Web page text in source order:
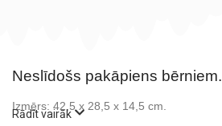
Neslīdošs pakāpiens bērniem.
Izmērs: 42,5 x 28,5 x 14,5 cm.
Rādīt vairāk